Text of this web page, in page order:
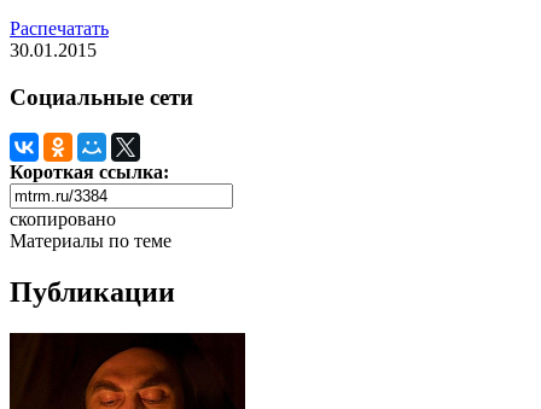
Распечатать
30.01.2015
Социальные сети
Короткая ссылка:
скопировано
Материалы по теме
Публикации